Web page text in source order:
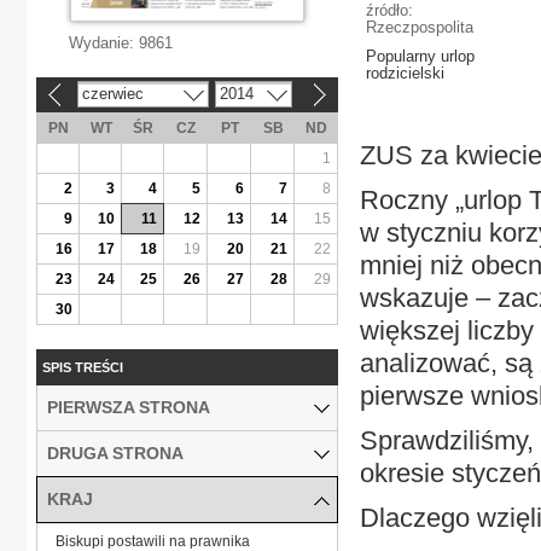
źródło:
Rzeczpospolita
Popularny urlop
rodzicielski
ZUS za
Roczny „urlop
w styczniu
mniej niż
wskazuje –
większej
analizować,
pierwsze
Sprawdziliśmy,
okresie
Dlaczego
Wydanie: 9861
czerwiec 2014
PN WT ŚR CZ PT SB
ND
1
2
3 4 5 6 7
8
9
10 11 12 13 14
15
16
17 18 19 20 21
22
23
24 25 26 27 28
29
30
SPIS TREŚCI
PIERWSZA STRONA
DRUGA STRONA
KRAJ
Biskupi postawili na prawnika